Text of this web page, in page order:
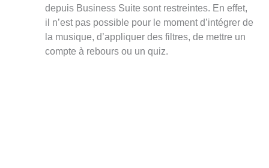
depuis Business Suite sont restreintes. En effet,
il n’est pas possible pour le moment d’intégrer de
la musique, d’appliquer des filtres, de mettre un
compte à rebours ou un quiz.